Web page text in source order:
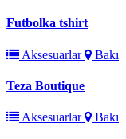
Futbolka tshirt
Aksesuarlar Bakı
Teza Boutique
Aksesuarlar Bakı